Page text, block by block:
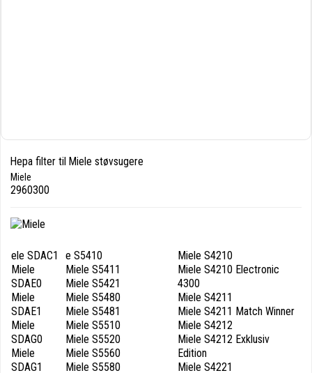
Hepa filter til Miele støvsugere
Miele
2960300
ele SDAC1
Miele
SDAE0
Miele
SDAE1
Miele
SDAG0
Miele
SDAG1
e S5410
Miele S5411
Miele S5421
Miele S5480
Miele S5481
Miele S5510
Miele S5520
Miele S5560
Miele S5580
Miele S4210
Miele S4210 Electronic
4300
Miele S4211
Miele S4211 Match Winner
Miele S4212
Miele S4212 Exklusiv
Edition
Miele S4221